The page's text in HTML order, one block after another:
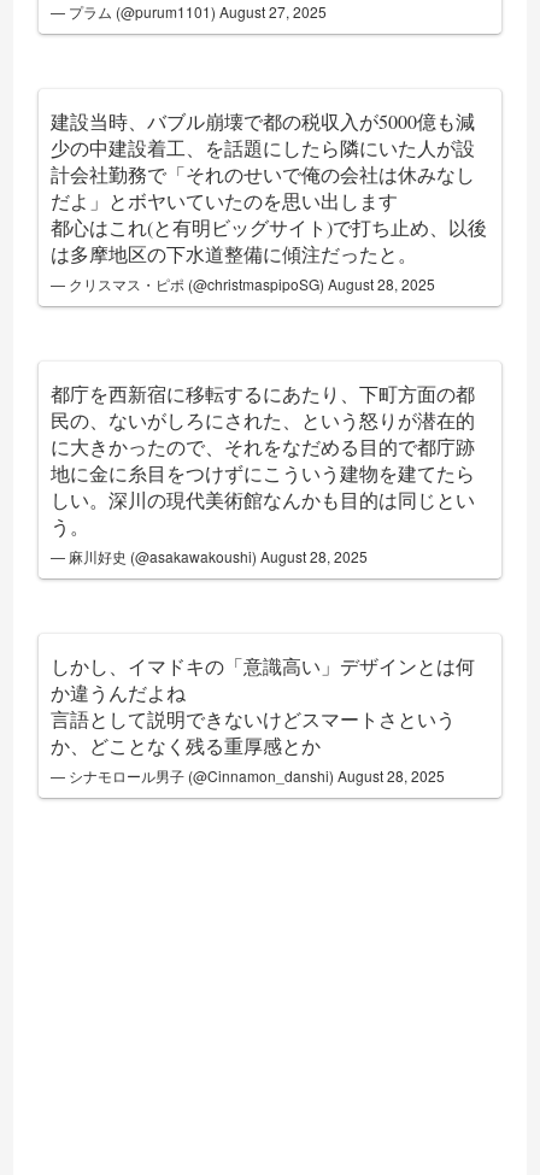
— プラム (@purum1101)August 27, 2025
建設当時、バブル崩壊で都の税収入が5000億も減
少の中建設着工、を話題にしたら隣にいた人が設
計会社勤務で「それのせいで俺の会社は休みなし
だよ」とボヤいていたのを思い出します
都心はこれ(と有明ビッグサイト)で打ち止め、以後
は多摩地区の下水道整備に傾注だったと。
— クリスマス・ピポ (@christmaspipoSG)August 28, 2025
都庁を西新宿に移転するにあたり、下町方面の都
民の、ないがしろにされた、という怒りが潜在的
に大きかったので、それをなだめる目的で都庁跡
地に金に糸目をつけずにこういう建物を建てたら
しい。深川の現代美術館なんかも目的は同じとい
う。
— 麻川好史 (@asakawakoushi)August 28, 2025
しかし、イマドキの「意識高い」デザインとは何
か違うんだよね
言語として説明できないけどスマートさという
か、どことなく残る重厚感とか
— シナモロール男子 (@Cinnamon_danshi)August 28, 2025